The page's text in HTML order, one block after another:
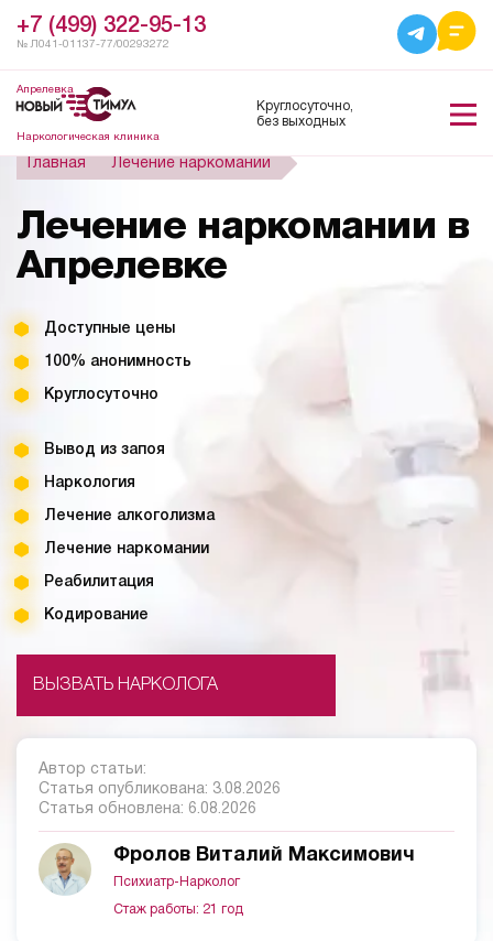
+7 (499) 322-95-13
№ Л041-01137-77/00293272
Апрелевка
Наркологическая клиника
Круглосуточно,
без выходных
Главная Лечение наркомании
Лечение наркомании в
Апрелевке
Доступные цены
100% анонимность
Круглосуточно
Вывод из запоя
Наркология
Лечение алкоголизма
Лечение наркомании
Реабилитация
Кодирование
ВЫЗВАТЬ НАРКОЛОГА
Автор статьи:
Статья опубликована: 3.08.2026
Статья обновлена: 6.08.2026
Фролов Виталий Максимович
Психиатр-Нарколог
Стаж работы: 21 год